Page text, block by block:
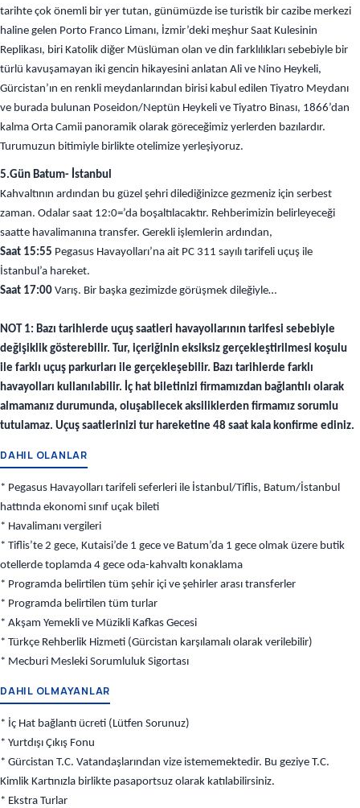
tarihte çok önemli bir yer tutan, günümüzde ise turistik bir cazibe merkezi
haline gelen Porto Franco Limanı, İzmir’deki meşhur Saat Kulesinin
Replikası, biri Katolik diğer Müslüman olan ve din farklılıkları sebebiyle bir
türlü kavuşamayan iki gencin hikayesini anlatan Ali ve Nino Heykeli,
Gürcistan’ın en renkli meydanlarından birisi kabul edilen Tiyatro Meydanı
ve burada bulunan Poseidon/Neptün Heykeli ve Tiyatro Binası, 1866’dan
kalma Orta Camii panoramik olarak göreceğimiz yerlerden bazılardır.
Turumuzun bitimiyle birlikte otelimize yerleşiyoruz.
5.Gün Batum- İstanbul
Kahvaltının ardından bu güzel şehri dilediğinizce gezmeniz için serbest
zaman. Odalar saat 12:0=’da boşaltılacaktır. Rehberimizin belirleyeceği
saatte havalimanına transfer. Gerekli işlemlerin ardından,
Saat 15:55 Pegasus Havayolları’na ait PC 311 sayılı tarifeli uçuş ile
İstanbul’a hareket.
Saat 17:00 Varış. Bir başka gezimizde görüşmek dileğiyle…
NOT 1: Bazı tarihlerde uçuş saatleri havayollarının tarifesi sebebiyle
değişiklik gösterebilir. Tur, içeriğinin eksiksiz gerçekleştirilmesi koşulu
ile farklı uçuş parkurları ile gerçekleşebilir. Bazı tarihlerde farklı
havayolları kullanılabilir. İç hat biletinizi firmamızdan bağlantılı olarak
almamanız durumunda, oluşabilecek aksiliklerden firmamız sorumlu
tutulamaz. Uçuş saatlerinizi tur hareketine 48 saat kala konfirme ediniz.
DAHIL OLANLAR
* Pegasus Havayolları tarifeli seferleri ile İstanbul/Tiflis, Batum/İstanbul
hattında ekonomi sınıf uçak bileti
* Havalimanı vergileri
* Tiflis’te 2 gece, Kutaisi’de 1 gece ve Batum’da 1 gece olmak üzere butik
otellerde toplamda 4 gece oda-kahvaltı konaklama
* Programda belirtilen tüm şehir içi ve şehirler arası transferler
* Programda belirtilen tüm turlar
* Akşam Yemekli ve Müzikli Kafkas Gecesi
* Türkçe Rehberlik Hizmeti (Gürcistan karşılamalı olarak verilebilir)
* Mecburi Mesleki Sorumluluk Sigortası
DAHIL OLMAYANLAR
* İç Hat bağlantı ücreti (Lütfen Sorunuz)
* Yurtdışı Çıkış Fonu
* Gürcistan T.C. Vatandaşlarından vize istememektedir. Bu geziye T.C.
Kimlik Kartınızla birlikte pasaportsuz olarak katılabilirsiniz.
* Ekstra Turlar